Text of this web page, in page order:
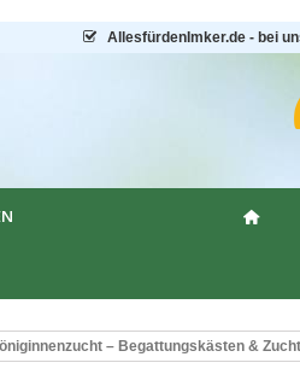
AllesfürdenImker.de - bei
– Begattungskästen &